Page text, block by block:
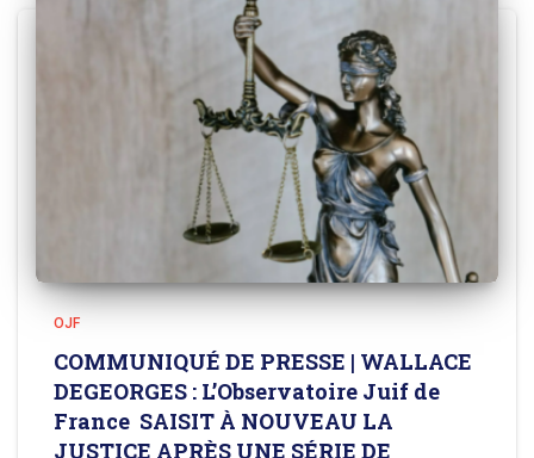
OJF
COMMUNIQUÉ DE PRESSE | WALLACE
DEGEORGES : L’Observatoire Juif de
France SAISIT À NOUVEAU LA
JUSTICE APRÈS UNE SÉRIE DE